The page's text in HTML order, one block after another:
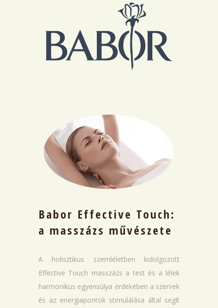
Babor Effective Touch:
a masszázs művészete
A holisztikus szemléletben kidolgozott
Effective Touch masszázs a test és a lélek
harmonikus egyensúlya érdekében a szervek
és az energiapontok stimulálása által segít